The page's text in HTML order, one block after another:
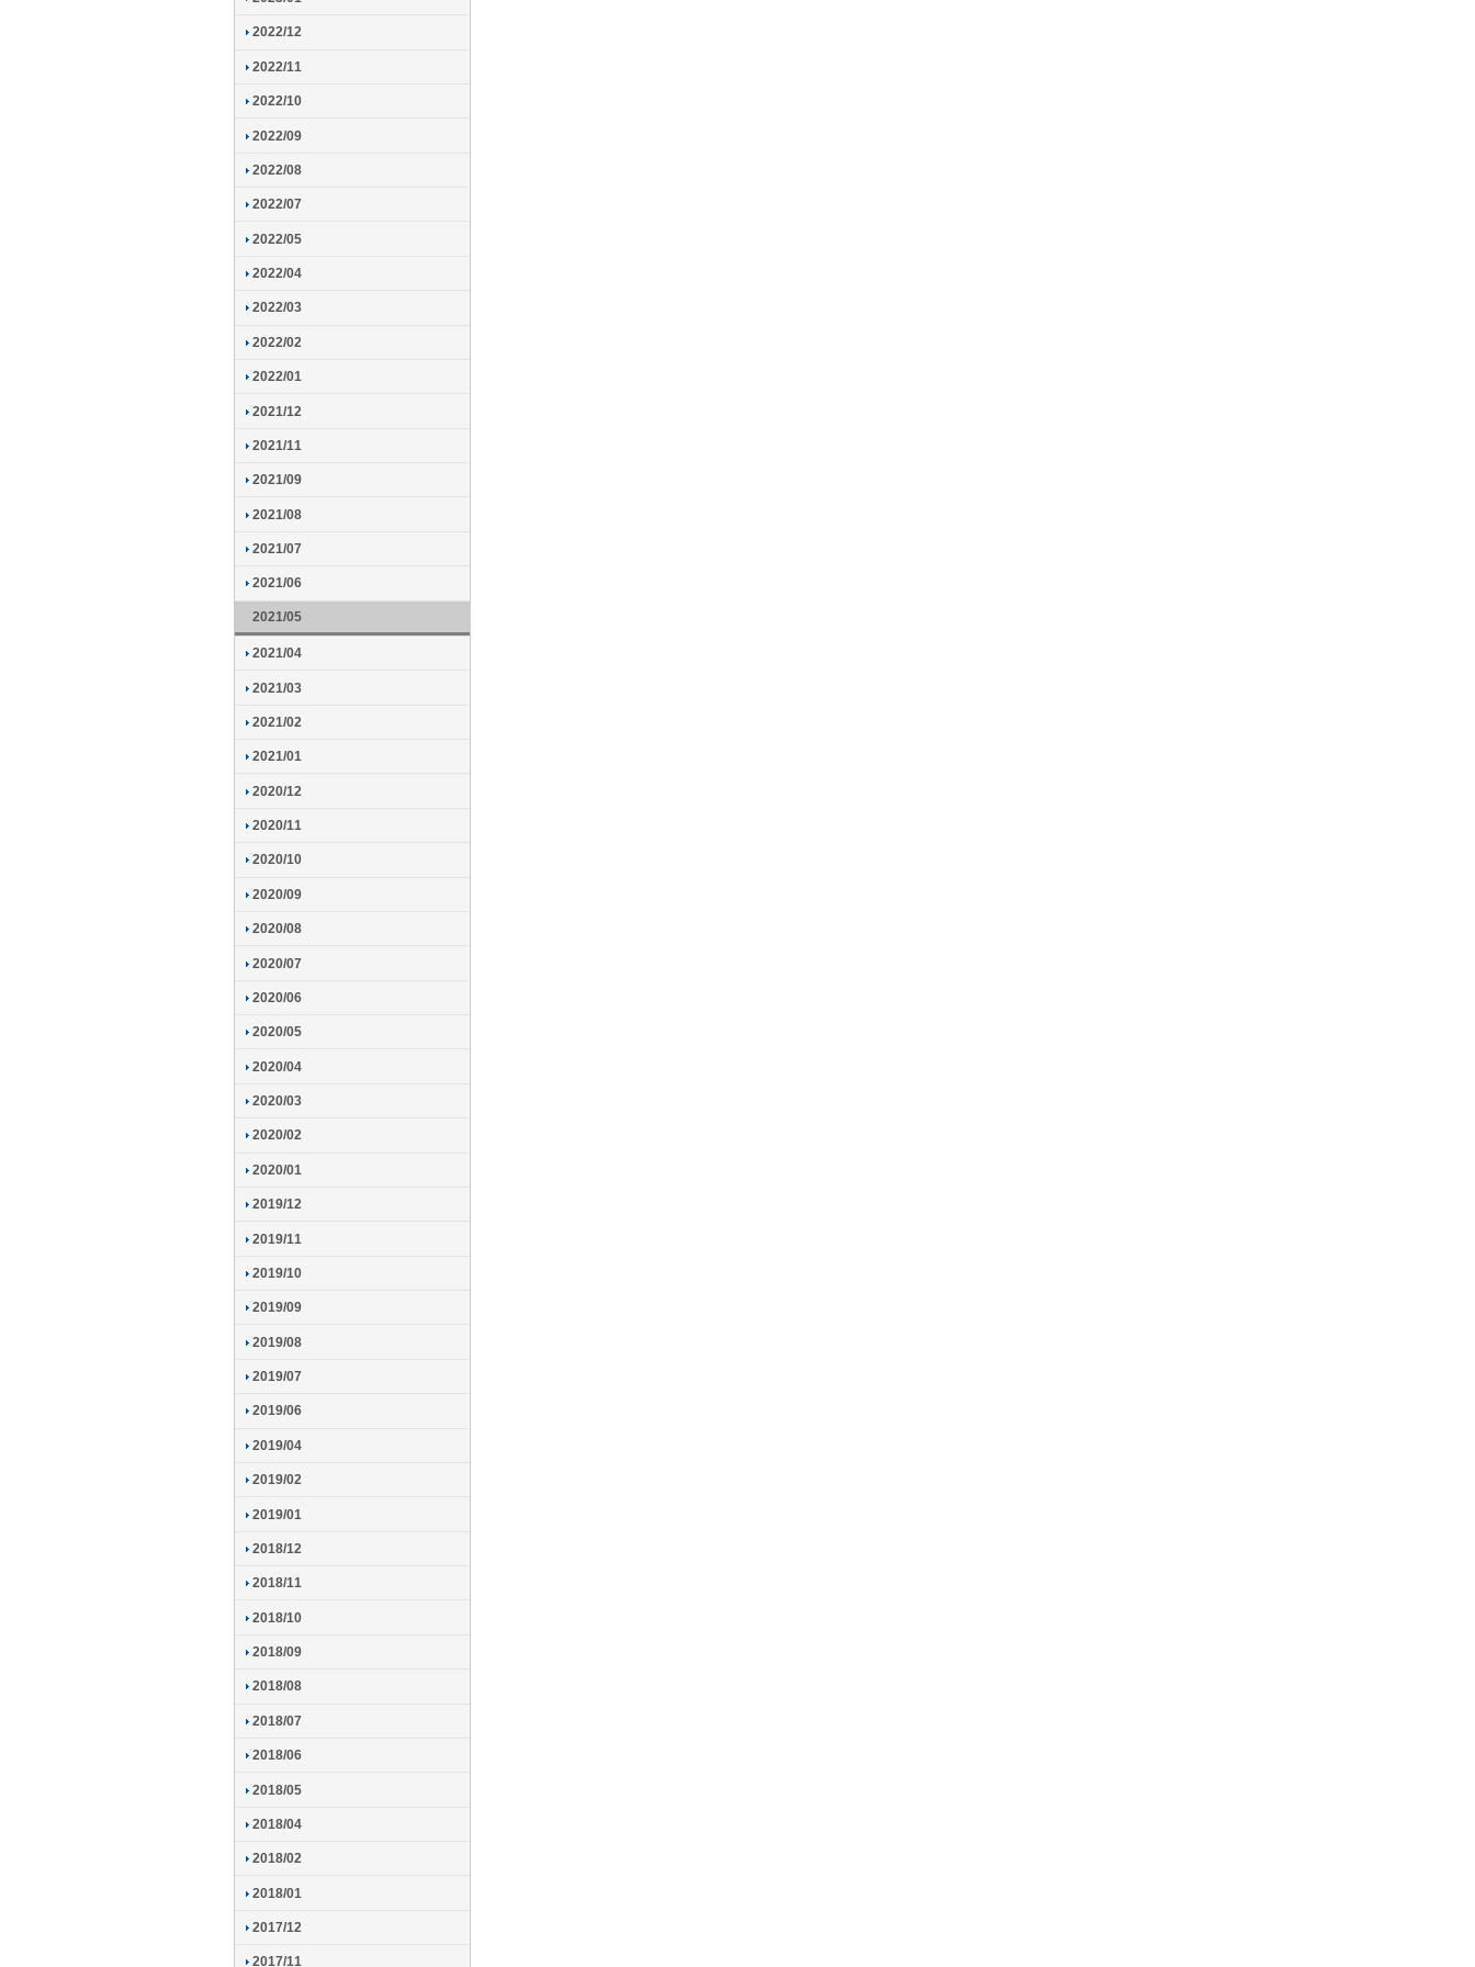
2022/12
2022/11
2022/10
2022/09
2022/08
2022/07
2022/05
2022/04
2022/03
2022/02
2022/01
2021/12
2021/11
2021/09
2021/08
2021/07
2021/06
2021/05
2021/04
2021/03
2021/02
2021/01
2020/12
2020/11
2020/10
2020/09
2020/08
2020/07
2020/06
2020/05
2020/04
2020/03
2020/02
2020/01
2019/12
2019/11
2019/10
2019/09
2019/08
2019/07
2019/06
2019/04
2019/02
2019/01
2018/12
2018/11
2018/10
2018/09
2018/08
2018/07
2018/06
2018/05
2018/04
2018/02
2018/01
2017/12
2017/11